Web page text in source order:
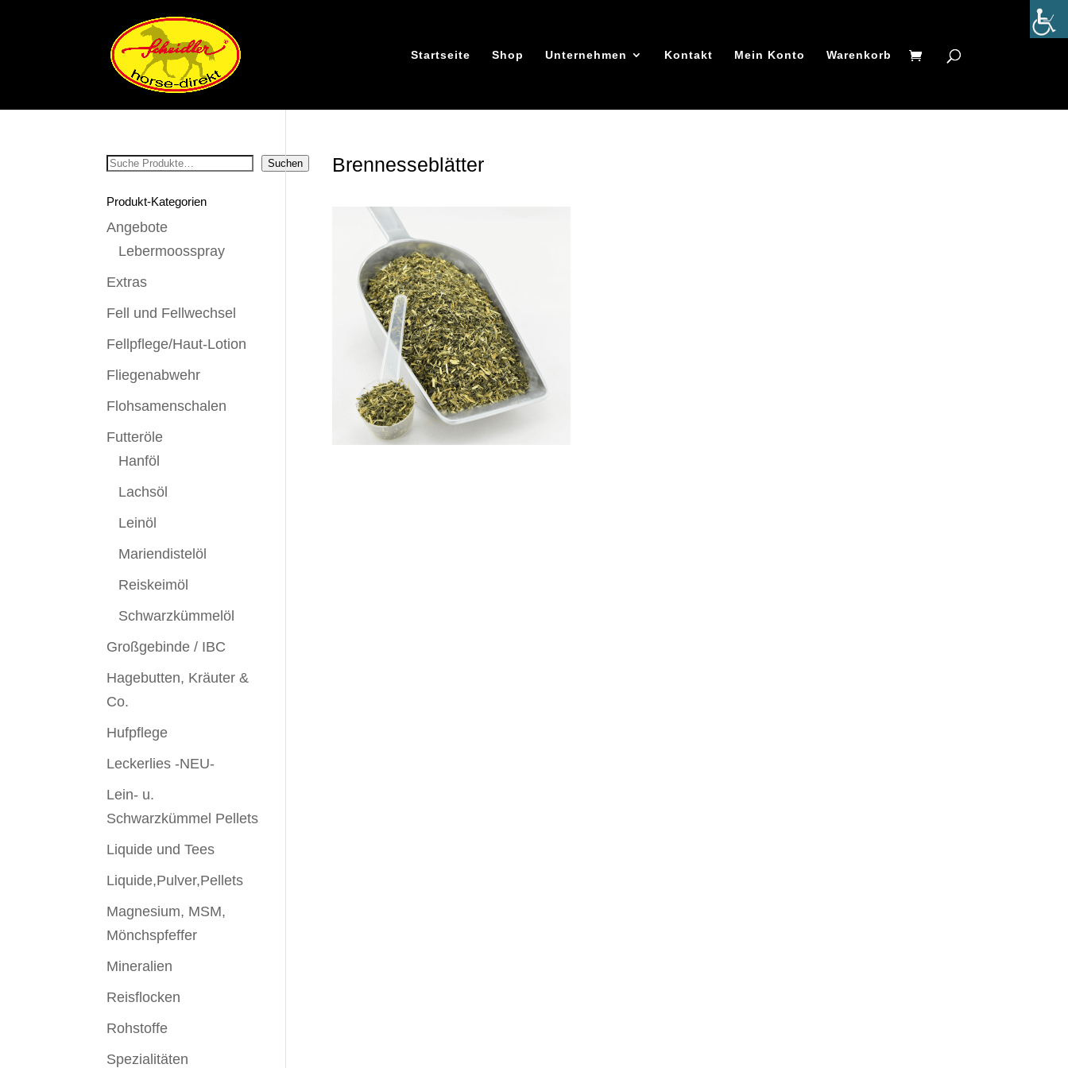
Startseite Shop Unternehmen Kontakt Mein Konto Warenkorb
Brennesseblätter
Suchen Suchen
Produkt-Kategorien
Angebote
Lebermoosspray
Extras
Fell und Fellwechsel
Fellpflege/Haut-Lotion
Fliegenabwehr
Flohsamenschalen
Futteröle
Hanföl
Lachsöl
Leinöl
Mariendistelöl
Reiskeimöl
Schwarzkümmelöl
Großgebinde / IBC
Hagebutten, Kräuter &
Co.
Hufpflege
Leckerlies -NEU-
Lein- u.
Schwarzkümmel Pellets
Liquide und Tees
Liquide,Pulver,Pellets
Magnesium, MSM,
Mönchspfeffer
Mineralien
Reisflocken
Rohstoffe
Spezialitäten